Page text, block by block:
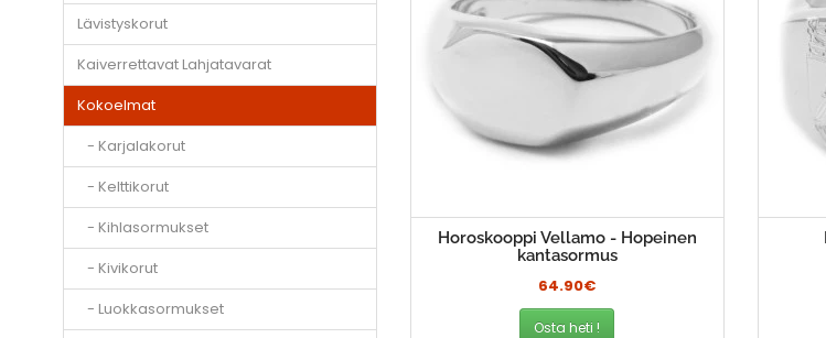
Lävistyskorut
Kaiverrettavat Lahjatavarat
Kokoelmat
- Karjalakorut
- Kelttikorut
- Kihlasormukset
- Kivikorut
- Luokkasormukset
Horoskooppi Vellamo - Hopeinen
kantasormus
64.90€
Osta heti !